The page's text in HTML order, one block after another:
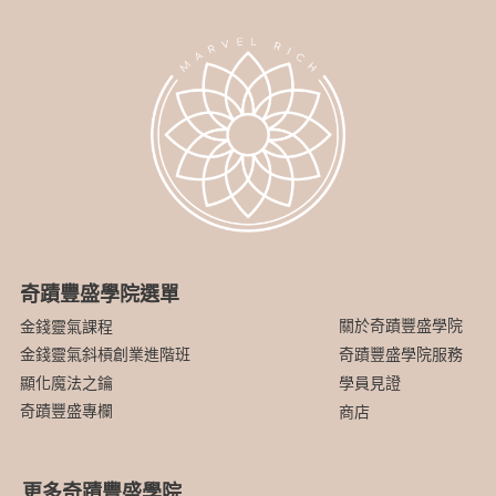
奇蹟豐盛學院選單
關於奇蹟豐盛學院
奇蹟豐盛學院服務
學員見證
商店
金錢靈氣課程
金錢靈氣斜槓創業進階班
顯化魔法之鑰
奇蹟豐盛專欄